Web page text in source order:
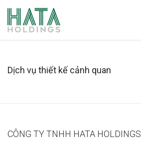
Dịch vụ thiết kế cảnh quan
CÔNG TY TNHH HATA HOLDINGS